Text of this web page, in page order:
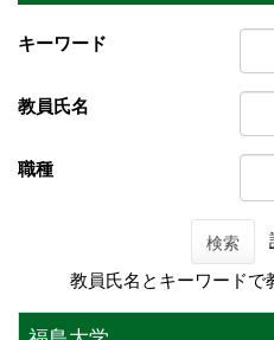
キーワード
教員氏名
職種
検索
教員氏名とキーワードで